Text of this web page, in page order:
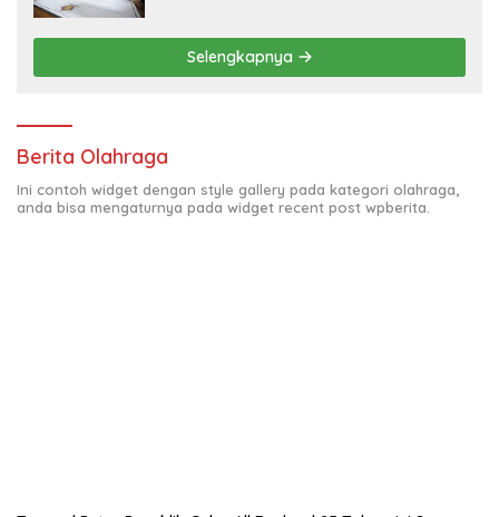
Selengkapnya
Berita Olahraga
Ini contoh widget dengan style gallery pada kategori olahraga,
anda bisa mengaturnya pada widget recent post wpberita.